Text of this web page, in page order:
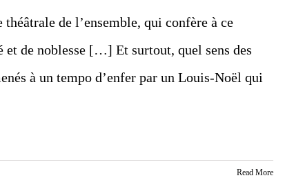
de l’ensemble, qui confère à ce
de noblesse […] Et surtout, quel sens des
à un tempo d’enfer par un Louis-Noël qui
Read More